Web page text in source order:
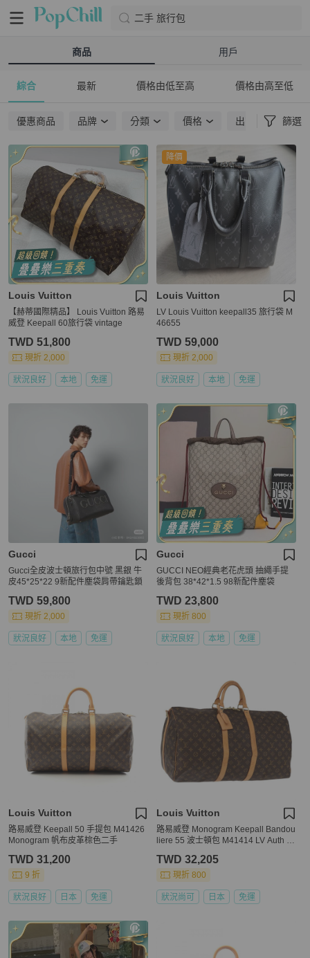
二手 旅行包
商品 用戶
綜合 最新 價格由低至高 價格由高至低
優惠商品 品牌 分類 價格 出貨地點 篩選
Louis Vuitton
【赫蒂國際精品】 Louis Vuitton 路易
威登 Keepall 60旅行袋 vintage
TWD 51,800
現折 2,000
狀況良好 本地 免運
降價
Louis Vuitton
LV Louis Vuitton keepall35 旅行袋 M
46655
TWD 59,000
現折 2,000
狀況良好 本地 免運
Gucci
Gucci全皮波士頓旅行包中號 黑銀 牛
皮45*25*22 9新配件塵袋肩帶鑰匙鎖
TWD 59,800
現折 2,000
狀況良好 本地 免運
Gucci
GUCCI NEO經典老花虎頭 抽繩手提
後背包 38*42*1.5 98新配件塵袋
TWD 23,800
現折 800
狀況良好 本地 免運
Louis Vuitton
路易威登 Keepall 50 手提包 M41426
Monogram 帆布皮革棕色二手
TWD 31,200
9 折
狀況良好 日本 免運
Louis Vuitton
路易威登 Monogram Keepall Bandou
liere 55 波士頓包 M41414 LV Auth 1
TWD 32,205
現折 800
狀況尚可 日本 免運